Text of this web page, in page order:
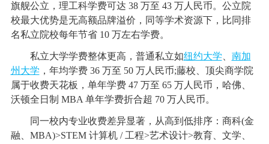
旗舰公立，理工科学费可达 38 万至 43 万人民币。公立院
校最大优势是无高额品牌溢价，同等学术资源下，比同排
名私立院校每年节省 10 万左右学费。
私立大学学费整体更高，普通私立如纽约大学
南加
州大学 ，年均学费 36 万至 50 万人民币;藤校、顶尖商学院
属于收费天花板，单年学费 47 万至 65 万人民币，哈佛、
沃顿全日制 MBA 单年学费折合超 70 万人民币。
同一校内专业收费差异显著，从高到低排序：商科(金
融、MBA)>STEM 计算机 / 工程>艺术设计>教育、文学、